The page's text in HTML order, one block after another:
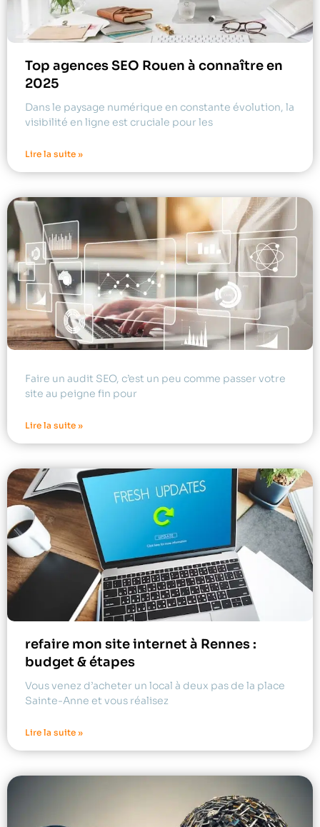
Top agences SEO Rouen à connaître en
2025
Dans le paysage numérique en constante évolution, la
visibilité en ligne est cruciale pour les
Lire la suite »
Faire un audit SEO, c’est un peu comme passer votre
site au peigne fin pour
Lire la suite »
refaire mon site internet à Rennes :
budget & étapes
Vous venez d’acheter un local à deux pas de la place
Sainte-Anne et vous réalisez
Lire la suite »